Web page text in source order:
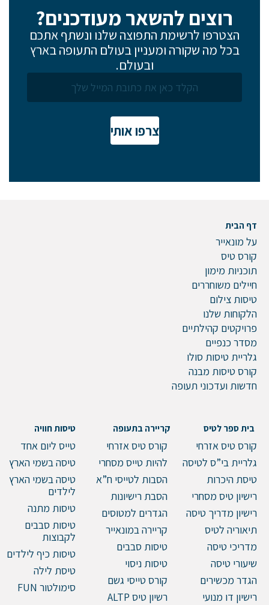
רוצים להשאר מעודכנים?
הצטרפו לרשימת התפוצה שלנו ונשתף אתכם
בכל מה שקורה ומעניין בעולם התעופה בארץ
ובעולם.
צרפו אותי
דף הבית
על מונאייר
קורס טיס
תוכניות מימון
חיילים משוחררים
טיסות צילום
הלקוחות שלנו
פרויקטים קהילתיים
מסדר כנפיים
גלריית טיסות סולו
קורס טיסות מבנה
חדשות ועדכוני תעופה
בית ספר לטיס
קורס טיס אזרחי
גלריית בי”ס לטיסה
טיסת היכרות
רישיון טיס מסחרי
רישיון מדריך טיסה
תיאוריה לטיס
מדריכי טיסה
שיעורי טיסה
הגדר מכשירים
רישיון דו מנועי
קריירה בתעופה
קורס טיס אזרחי
להיות טייס מסחרי
הסבות לטייסי ח”א
הסבת רישיונות
הגדרים למטוסים
קריירה במונאייר
טיסות סבבים
טיסות ניסוי
קורס טייסי גשם
רשיון טיס ALTP
טיסות חוויה
טייס ליום אחד
טיסה בשמי הארץ
טיסה בשמי הארץ
לילדים
טיסות מתנה
טיסות סבבים
לקבוצות
טיסות כיף לילדים
טיסת לילה
סימולטור FUN